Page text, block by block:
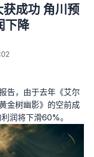
获成功 角川预
下降
告，由于去年《艾尔
金树幽影》的空前成
润将下滑60%。